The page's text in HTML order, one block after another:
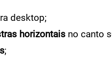
desktop;
horizontais no canto
;